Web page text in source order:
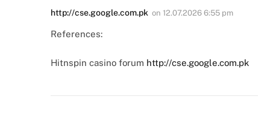
http://cse.google.com.pk on 12.07.2026 6:55 pm
References:
Hitnspin casino forum http://cse.google.com.pk